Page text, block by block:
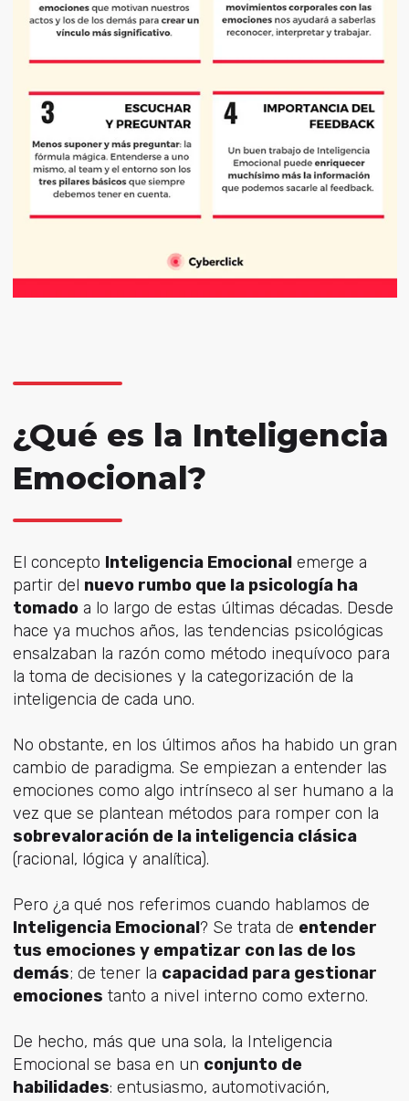
¿Qué es la Inteligencia
Emocional?
El concepto Inteligencia Emocionalemerge a
partir del nuevo rumbo que la psicología ha
tomadoa lo largo de estas últimas décadas. Desde
hace ya muchos años, las tendencias psicológicas
ensalzaban la razón como método inequívoco para
la toma de decisiones y la categorización de la
inteligencia de cada uno.
No obstante, en los últimos años ha habido un gran
cambio de paradigma. Se empiezan a entender las
emociones como algo intrínseco al ser humano a la
vez que se plantean métodos para romper con la
sobrevaloración de la inteligencia clásica
(racional, lógica y analítica).
Pero ¿a qué nos referimos cuando hablamos de
Inteligencia Emocional? Se trata de entender
tus emociones y empatizar con las de los
demás; de tener la capacidad para gestionar
emociones tanto a nivel interno como externo.
De hecho, más que una sola, la Inteligencia
Emocional se basa en un conjunto de
habilidades: entusiasmo, automotivación,